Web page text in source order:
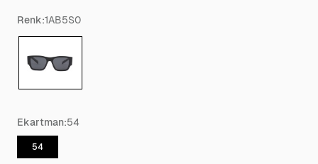
Renk:1AB5S0
Ekartman:54
54